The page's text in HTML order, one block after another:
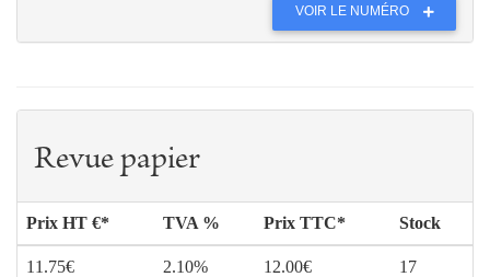
VOIR LE NUMÉRO
Revue papier
Prix HT €* TVA % Prix TTC* Stock
11.75€ 2.10% 12.00€ 17